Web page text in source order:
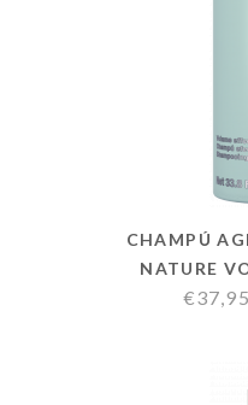
CHAMPÚ
NATURE
€37,95